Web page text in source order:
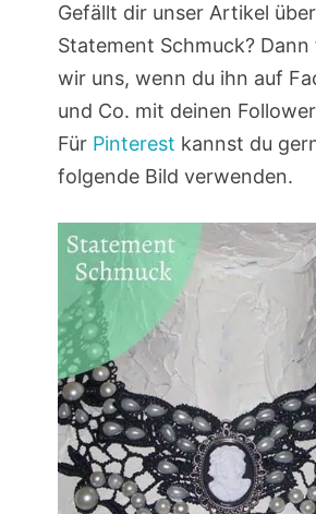
Gefällt dir unser Artikel über
Statement Schmuck? Dann
wir uns, wenn du ihn auf
und Co. mit deinen
Für Pinterest kannst du
folgende Bild verwenden.